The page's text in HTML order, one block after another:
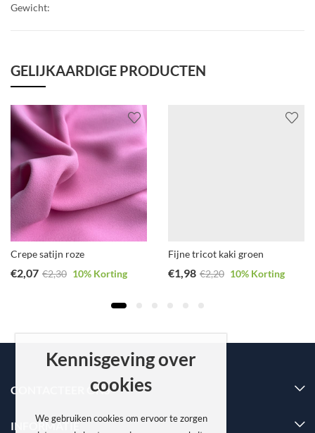
Gewicht:
GELIJKAARDIGE PRODUCTEN
Crepe satijn roze
€2,07 €2,30 10% Korting
Fijne tricot kaki groen
€1,98 €2,20 10% Korting
CONTACTEER ONS
INFORMATIE
Kennisgeving over
cookies
We gebruiken cookies om ervoor te zorgen